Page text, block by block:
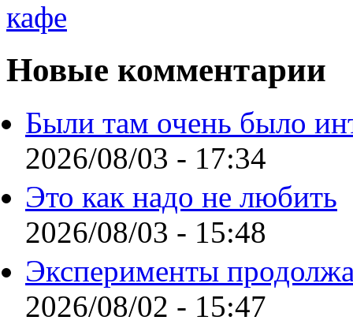
Новые комментарии
Были там очень было
2026/08/03 - 17:34
Это как надо не любить
2026/08/03 - 15:48
Эксперименты
2026/08/02 - 15:47